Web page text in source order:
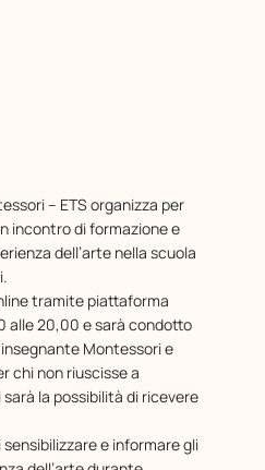
– ETS organizza per
incontro di formazione e
dell’arte nella scuola
tramite piattaforma
alle 20,00 e sarà condotto
Montessori e
chi non riuscisse a
la possibilità di ricevere
sensibilizzare e informare gli